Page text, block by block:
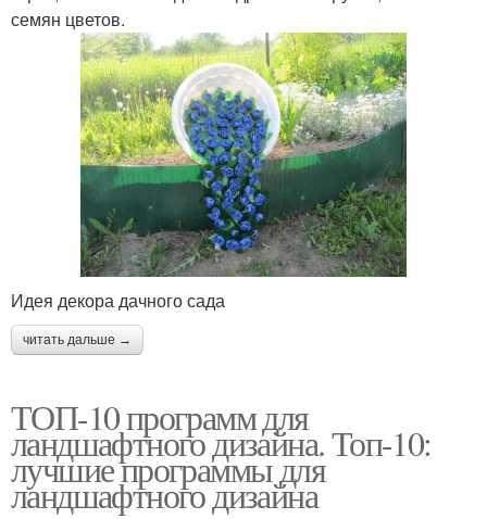
семян цветов.
Идея декора дачного сада
читать дальше →
ТОП-10 программ для
ландшафтного дизайна. Топ-10:
лучшие программы для
ландшафтного дизайна